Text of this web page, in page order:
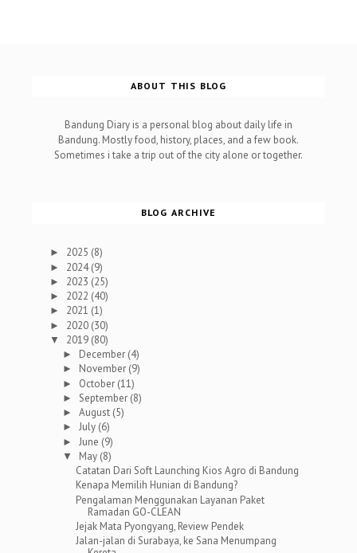
ABOUT THIS BLOG
Bandung Diary is a personal blog about daily life in
Bandung. Mostly food, history, places, and a few book.
Sometimes i take a trip out of the city alone or together.
BLOG ARCHIVE
► 2025 (8)
► 2024(9)
► 2023 (25)
► 2022 (40)
► 2021 (1)
► 2020 (30)
▼ 2019 (80)
► December (4)
► November (9)
► October (11)
► September (8)
►August (5)
►July (6)
► June (9)
▼ May (8)
Catatan Dari Soft Launching Kios Agro di Bandung
Kenapa Memilih Hunian di Bandung?
Pengalaman Menggunakan Layanan Paket
Ramadan GO-CLEAN
Jejak Mata Pyongyang, Review Pendek
Jalan-jalan di Surabaya, ke Sana Menumpang